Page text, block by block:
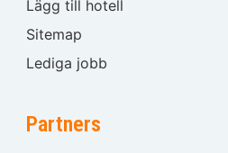
Lägg till hotell
Sitemap
Lediga jobb
Partners